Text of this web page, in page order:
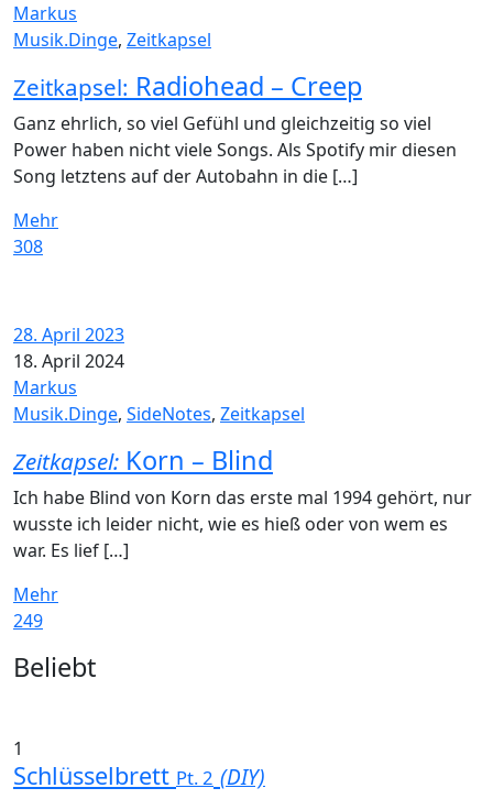
Markus
Musik.Dinge, Zeitkapsel
Zeitkapsel: Radiohead – Creep
Ganz ehrlich, so viel Gefühl und gleichzeitig so viel
Power haben nicht viele Songs. Als Spotify mir diesen
Song letztens auf der Autobahn in die […]
Mehr
308
28. April 2023
18. April 2024
Markus
Musik.Dinge, SideNotes, Zeitkapsel
Zeitkapsel: Korn – Blind
Ich habe Blind von Korn das erste mal 1994 gehört, nur
wusste ich leider nicht, wie es hieß oder von wem es
war. Es lief […]
Mehr
249
Widgets
Beliebt
1
Schlüsselbrett Pt. 2 (DIY)